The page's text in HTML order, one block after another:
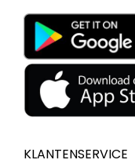
KLANTENSERVICE